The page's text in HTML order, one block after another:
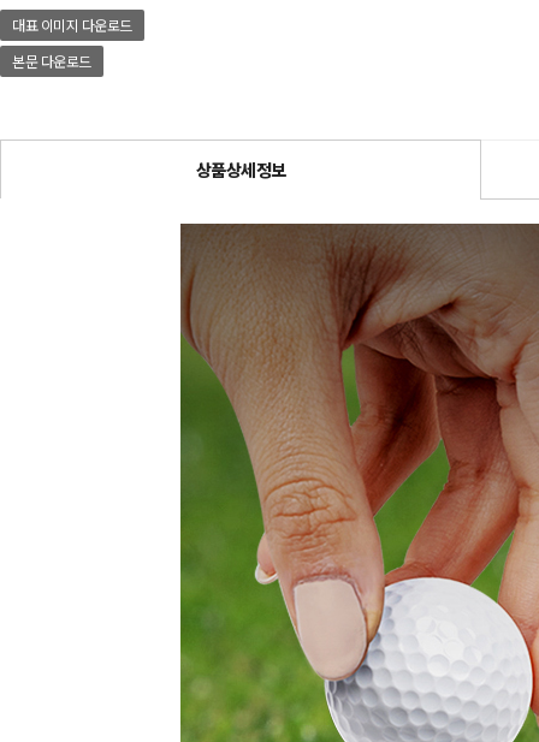
대표 이미지 다운로드
본문 다운로드
상품상세정보